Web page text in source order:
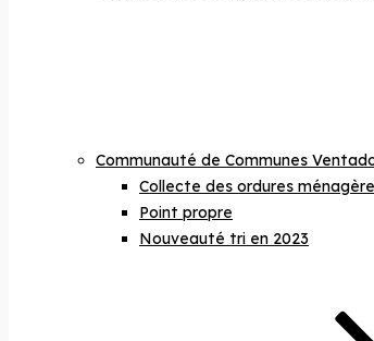
Communauté de Communes
Collecte des ordures
Point propre
Nouveauté tri en 2023